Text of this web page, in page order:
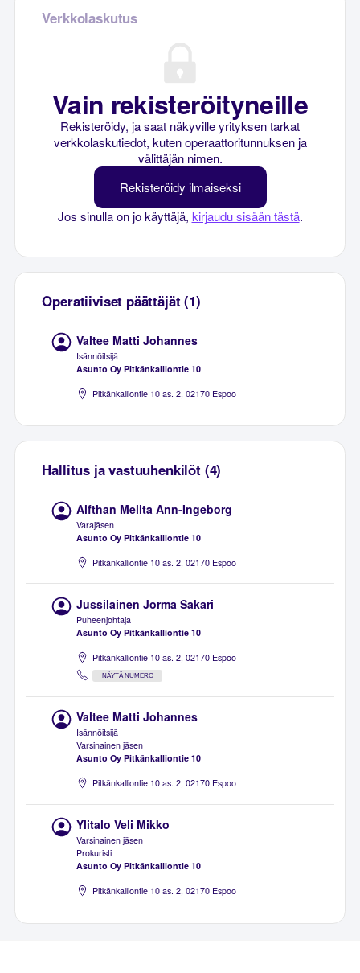
Verkkolaskutus
Vain rekisteröityneille
Rekisteröidy, ja saat näkyville yrityksen tarkat
verkkolaskutiedot, kuten operaattoritunnuksen ja
välittäjän nimen.
Rekisteröidy ilmaiseksi
Jos sinulla on jo käyttäjä, kirjaudu sisään tästä.
Operatiiviset päättäjät (1)
Valtee Matti Johannes
Isännöitsijä
Asunto Oy Pitkänkalliontie 10
Pitkänkalliontie 10 as. 2, 02170 Espoo
Hallitus ja vastuuhenkilöt (4)
Alfthan Melita Ann-Ingeborg
Varajäsen
Asunto Oy Pitkänkalliontie 10
Pitkänkalliontie 10 as. 2, 02170 Espoo
Jussilainen Jorma Sakari
Puheenjohtaja
Asunto Oy Pitkänkalliontie 10
Pitkänkalliontie 10 as. 2, 02170 Espoo
NÄYTÄ NUMERO
Valtee Matti Johannes
Isännöitsijä
Varsinainen jäsen
Asunto Oy Pitkänkalliontie 10
Pitkänkalliontie 10 as. 2, 02170 Espoo
Ylitalo Veli Mikko
Varsinainen jäsen
Prokuristi
Asunto Oy Pitkänkalliontie 10
Pitkänkalliontie 10 as. 2, 02170 Espoo